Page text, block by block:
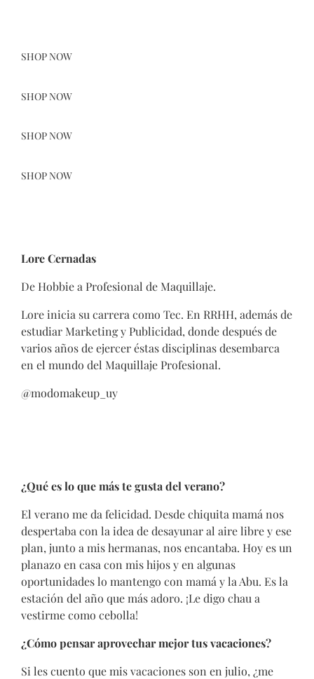
SHOP NOW
SHOP NOW
SHOP NOW
SHOP NOW
Lore Cernadas
De Hobbie a Profesional de Maquillaje.
Lore inicia su carrera como Tec. En RRHH, además de
estudiar Marketing y Publicidad, donde después de
varios años de ejercer éstas disciplinas desembarca
en el mundo del Maquillaje Profesional.
@modomakeup_uy
¿Qué es lo que más te gusta del verano?
El verano me da felicidad. Desde chiquita mamá nos
despertaba con la idea de desayunar al aire libre y ese
plan, junto a mis hermanas, nos encantaba. Hoy es un
planazo en casa con mis hijos y en algunas
oportunidades lo mantengo con mamá y la Abu. Es la
estación del año que más adoro. ¡Le digo chau a
vestirme como cebolla!
¿Cómo pensar aprovechar mejor tus vacaciones?
Si les cuento que mis vacaciones son en julio, ¿me